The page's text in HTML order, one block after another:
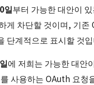
일부터 가능한 대안이
게 차단할 것이며, 기
단계적으로 표시할 것
에 저희는 가능한 대안
사용하는 OAuth 요청